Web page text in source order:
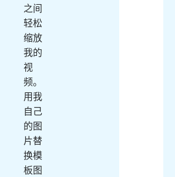
之间
轻松
缩放
我的
视
频。
用我
自己
的图
片替
换模
板图